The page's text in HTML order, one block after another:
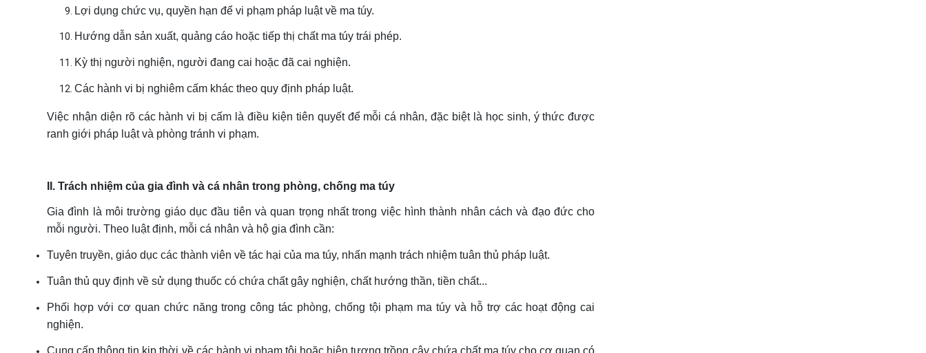
Lợi dụng chức vụ, quyền hạn để vi phạm pháp luật về ma túy.
Hướng dẫn sản xuất, quảng cáo hoặc tiếp thị chất ma túy trái phép.
Kỳ thị người nghiện, người đang cai hoặc đã cai nghiện.
Các hành vi bị nghiêm cấm khác theo quy định pháp luật.
Việc nhận diện rõ các hành vi bị cấm là điều kiện tiên quyết để mỗi cá nhân, đặc biệt là học sinh, ý thức được
ranh giới pháp luật và phòng tránh vi phạm.
II. Trách nhiệm của gia đình và cá nhân trong phòng, chống ma túy
Gia đình là môi trường giáo dục đầu tiên và quan trọng nhất trong việc hình thành nhân cách và đạo đức cho
mỗi người. Theo luật định, mỗi cá nhân và hộ gia đình cần:
Tuyên truyền, giáo dục các thành viên về tác hại của ma túy, nhấn mạnh trách nhiệm tuân thủ pháp luật.
Tuân thủ quy định về sử dụng thuốc có chứa chất gây nghiện, chất hướng thần, tiền chất...
Phối hợp với cơ quan chức năng trong công tác phòng, chống tội phạm ma túy và hỗ trợ các hoạt động cai
nghiện.
Cung cấp thông tin kịp thời về các hành vi phạm tội hoặc hiện tượng trồng cây chứa chất ma túy cho cơ quan có